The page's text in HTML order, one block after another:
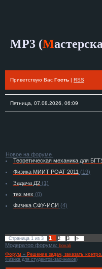
MP3 (М
Приветствую Вас Гость | RSS
Пятница, 07.08.2026, 06:09
Новое на форуме
Теоретическая механика для
Физика МИИТ РОАТ 2011 (19)
Задача Д2(1)
тех мех (0)
Физика СФУ-ИСИ (4)
Страница 1 из 3 1 2 3 »
Модератор форума: bovali
Форум » Решение задач, заказать
Физика для студентов-заочников)